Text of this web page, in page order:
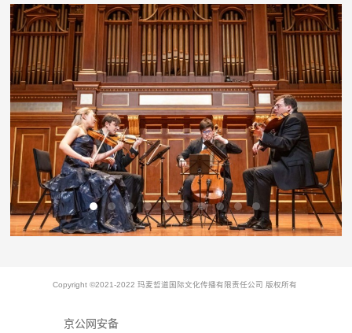
Copyright ©2021-2022 玛麦哲道国际文化传播有限责任公司 版权所有
京公网安备